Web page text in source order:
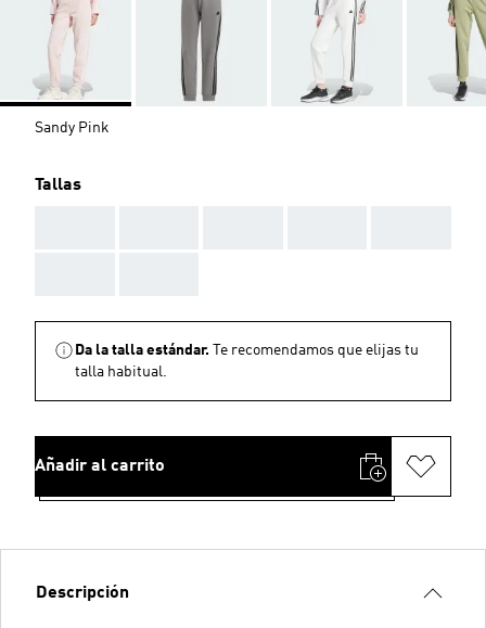
Sandy Pink
Tallas
Da la talla estándar.
Te recomendamos que elijas tu
talla habitual.
Añadir al carrito
Descripción